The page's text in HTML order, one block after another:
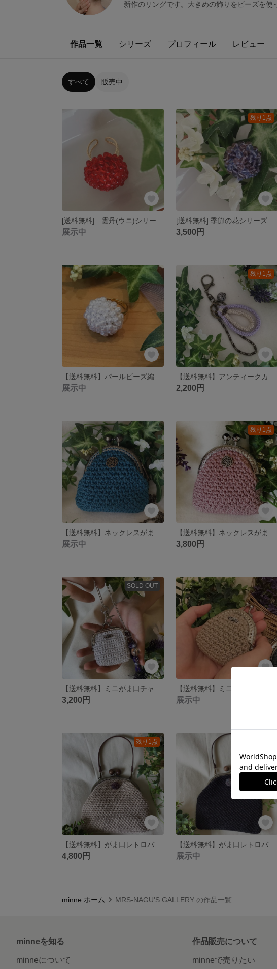
新作のリングです。大きめの飾りをビーズを使
作品一覧 シリーズ プロフィール レビュー
すべて 販売中
展示中
残り1点
[送料無料] 季節の花シリーズリング(6月 紫陽花)ガラスの多面ビーズ使用
3,500円
展示中
残り1点
2,200円
展示中
残り1点
3,800円
SOLD OUT
3,200円 展示中
残り1点
4,800円
【送料無料】がま口レトロバッグ(手提げ&肩かけ) カラー 本体:黒 手提げ:茶色 チェーン:真鍮古美
展示中
minne ホーム MRS-NAGU'S GALLERY の作品一覧
minneを知る
minneについて
作品販売について
minneで売りたい